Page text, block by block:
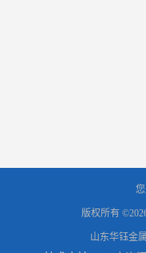
版权所有
山东华钰金